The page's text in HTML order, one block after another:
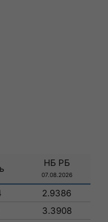
НБ РБ
07.08.2026
2.9386
3.3908